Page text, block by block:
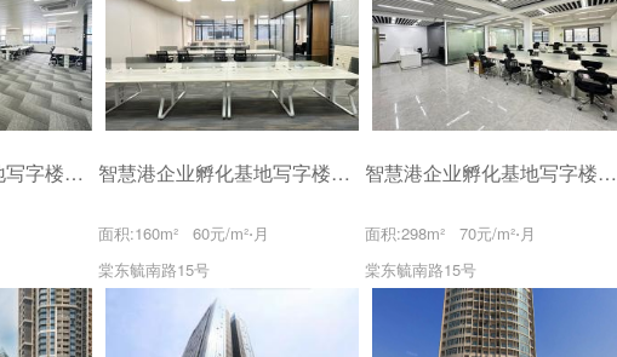
智慧港企业孵化基地写字楼出租 智慧港企业孵化基地写字楼出租
面积:160m² 60元/m²⋅月
棠东毓南路15号
智慧港企业孵化基地写字楼出租
面积:298m² 70元/m²⋅月
棠东毓南路15号